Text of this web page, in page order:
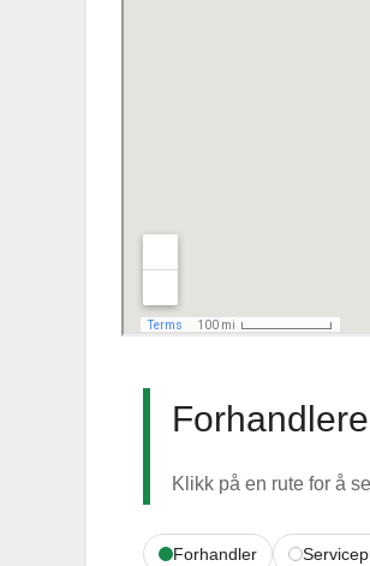
Klikk på en rute for å
Forhandler